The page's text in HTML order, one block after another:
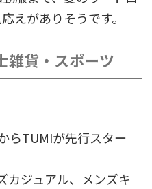
えがありそうです。
雑貨・スポーツ
らTUMIが先行スター
カジュアル、メンズキ